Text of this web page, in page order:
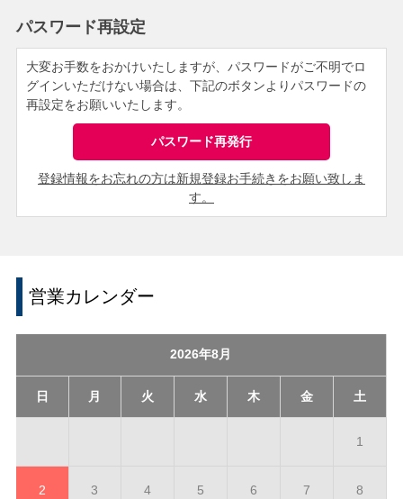
パスワード再設定
大変お手数をおかけいたしますが、パスワードがご不明でロ
グインいただけない場合は、下記のボタンよりパスワードの
再設定をお願いいたします。
登録情報をお忘れの方は新規登録お手続きをお願い致しま
す。
営業カレンダー
2026年8月
日 月 火 水 木 金 土
1
2 3 4 5 6 7 8